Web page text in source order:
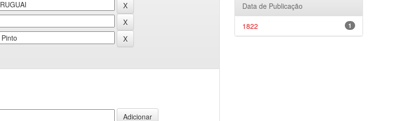
Data de Publicação
1
1822